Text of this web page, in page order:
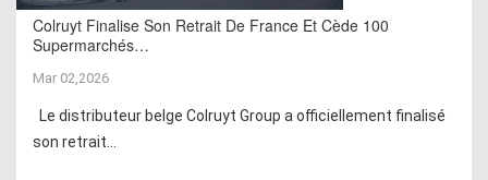
Colruyt Finalise Son Retrait De France Et Cède 100
Supermarchés…
Mar 02,2026
Le distributeur belge Colruyt Group a officiellement finalisé
son retrait...